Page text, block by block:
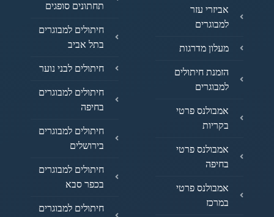
אביזרי עזר
למבוגרים
מעלון מדרגות
הזמנת חיתולים
למבוגרים
אמבולנס פרטי
בקריות
אמבולנס פרטי
בחיפה
אמבולנס פרטי
במרכז
תחתונים סופגים
חיתולים למבוגרים
בתל אביב
חיתולים לבני נוער
חיתולים למבוגרים
בחיפה
חיתולים למבוגרים
בירושלים
חיתולים למבוגרים
בכפר סבא
חיתולים למבוגרים